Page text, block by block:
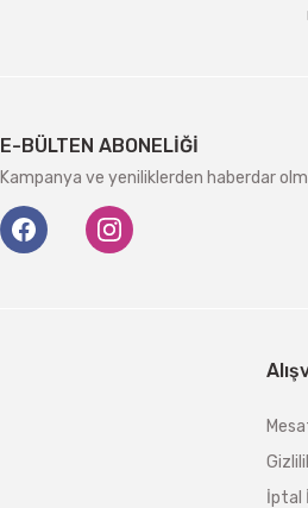
E-BÜLTEN ABONELİĞİ
Kampanya ve yeniliklerden haberdar
İptal